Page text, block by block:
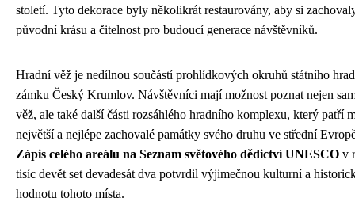
století. Tyto dekorace byly několikrát restaurovány, aby si
původní krásu a čitelnost pro budoucí generace návštěvníků.
Hradní věž je nedílnou součástí prohlídkových okruhů státního
zámku Český Krumlov. Návštěvníci mají možnost poznat nejen
věž, ale také další části rozsáhlého hradního komplexu, který patří
největší a nejlépe zachovalé památky svého druhu ve střední
Zápis celého areálu na Seznam světového dědictví UNESCO v
tisíc devět set devadesát dva potvrdil výjimečnou kulturní a
hodnotu tohoto místa.